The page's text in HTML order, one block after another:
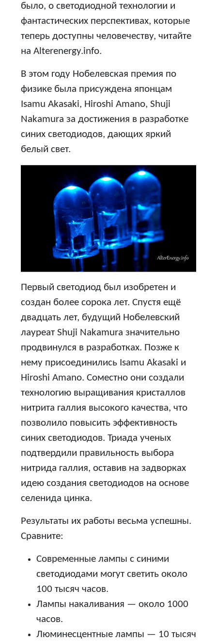
было, о светодиодной технологии и
фантастических перспективах, которые
теперь доступны человечеству, читайте
на Alterenergy.info.
В этом году Нобелевская премия по
физике была присуждена японцам
Isamu Akasaki, Hiroshi Amano, Shuji
Nakamura за достижения в разработке
синих светодиодов, дающих яркий
белый свет.
Первый светодиод был изобретен и
создан более сорока лет. Спустя ещё
двадцать лет, будущий Нобелевский
лауреат Shuji Nakamura значительно
продвинулся в разработках. Позже к
нему присоединились Isamu Akasaki и
Hiroshi Amano. Соместно они создали
технологию выращивания кристаллов
нитрита галлия высокого качества, что
позволило повысить эффективность
синих светодиодов. Триада ученых
подтвердили правильность выбора
нитрида галлия, оставив на задворках
идею создания светодиодов на основе
селенида цинка.
Результаты их работы весьма успешны.
Сравните:
Современные лампы с синими
светодиодами могут светить около
100 тысяч часов.
Лампы накаливания — около 1000
часов.
Люминесцентные лампы — 10 тысяч